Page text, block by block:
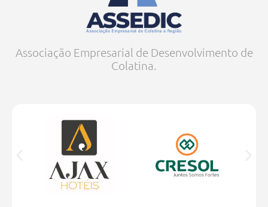
Associação Empresarial de Desenvolvimento de
Colatina.